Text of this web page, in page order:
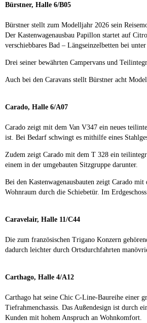
Bürstner, Halle 6/B05
Bürstner stellt zum Modelljahr 2026 sein
Der Kastenwagenausbau Papillon startet auf
verschiebbares Bad – Längseinzelbetten bei
Drei seiner bewährten Campervans und
Auch bei den Caravans stellt Bürstner acht
Carado, Halle 6/A07
Carado zeigt mit dem Van V347 ein neues
ist. Bei Bedarf schwingt es mithilfe eines
Zudem zeigt Carado mit dem T 328 ein
einem in der umgebauten Sitzgruppe darunter.
Bei den Kastenwagenausbauten zeigt Carado
Wohnraum durch die Schiebetür. Im
Caravelair, Halle 11/C44
Die zum französischen Trigano Konzern
dadurch leichter durch Ortsdurchfahrten
Carthago, Halle 4/A12
Carthago hat seine Chic C-Line-Baureihe einer
Tiefrahmenchassis. Das Außendesign ist durch
Kunden mit hohem Anspruch an Wohnkomfort.